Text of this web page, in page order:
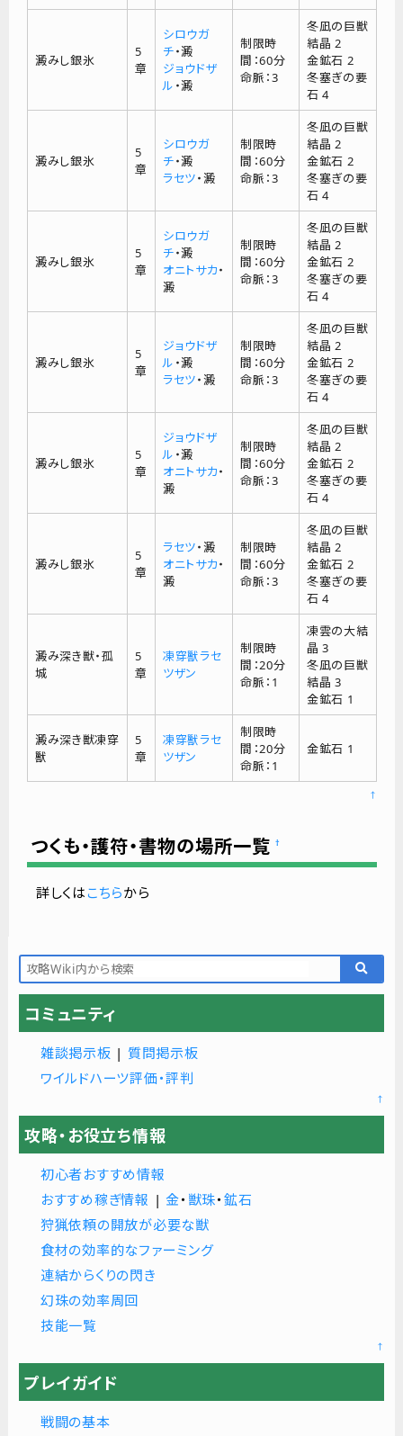
澱みし銀氷
5
章
シロウガ
チ・澱
ジョウドザ
ル ・澱
制限時
間：60分
命脈：3
冬凪の巨獣
結晶 2
金鉱石 2
冬塞ぎの要
石 4
澱みし銀氷
5
章
シロウガ
チ・澱
ラセツ・澱
制限時
間：60分
命脈：3
冬凪の巨獣
結晶 2
金鉱石 2
冬塞ぎの要
石 4
澱みし銀氷
5
章
シロウガ
チ・澱
オニトサカ・
澱
制限時
間：60分
命脈：3
冬凪の巨獣
結晶 2
金鉱石 2
冬塞ぎの要
石 4
澱みし銀氷
5
章
ジョウドザ
ル ・澱
ラセツ・澱
制限時
間：60分
命脈：3
冬凪の巨獣
結晶 2
金鉱石 2
冬塞ぎの要
石 4
澱みし銀氷
5
章
ジョウドザ
ル ・澱
オニトサカ・
澱
制限時
間：60分
命脈：3
冬凪の巨獣
結晶 2
金鉱石 2
冬塞ぎの要
石 4
澱みし銀氷
5
章
ラセツ・澱
オニトサカ・
澱
制限時
間：60分
命脈：3
冬凪の巨獣
結晶 2
金鉱石 2
冬塞ぎの要
石 4
澱み深き獣・孤
城
5
章
凍穿獸ラセ
ツザン
制限時
間：20分
命脈：1
凍雲の大結
晶 3
冬凪の巨獣
結晶 3
金鉱石 1
澱み深き獣凍穿
獸
5
章
凍穿獸ラセ
ツザン
制限時
間：20分
命脈：1
金鉱石 1
↑
つくも・護符・書物の場所一覧 †
詳しくはこちらから
コミュニティ
雑談掲示板 | 質問掲示板
ワイルドハーツ評価・評判
↑
攻略・お役立ち情報
初心者おすすめ情報
おすすめ稼ぎ情報 |金・ 獣珠・ 鉱石
狩猟依頼の開放が必要な獣
食材の効率的なファーミング
連結からくりの閃き
幻珠の効率周回
技能一覧
↑
プレイガイド
戦闘の基本